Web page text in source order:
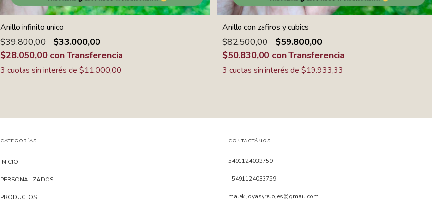
Anillo infinito unico
$39.800,00
$33.000,00
$28.050,00 conTransferencia
3 cuotas sin interés de $11.000,00
Anillo con zafiros y cubics
$82.500,00
$59.800,00
$50.830,00 conTransferencia
3 cuotas sin interés de $19.933,33
CATEGORÍAS
INICIO
PERSONALIZADOS
PRODUCTOS
CONTACTÁNOS
5491124033759
+5491124033759
malek.joyasyrelojes@gmail.com